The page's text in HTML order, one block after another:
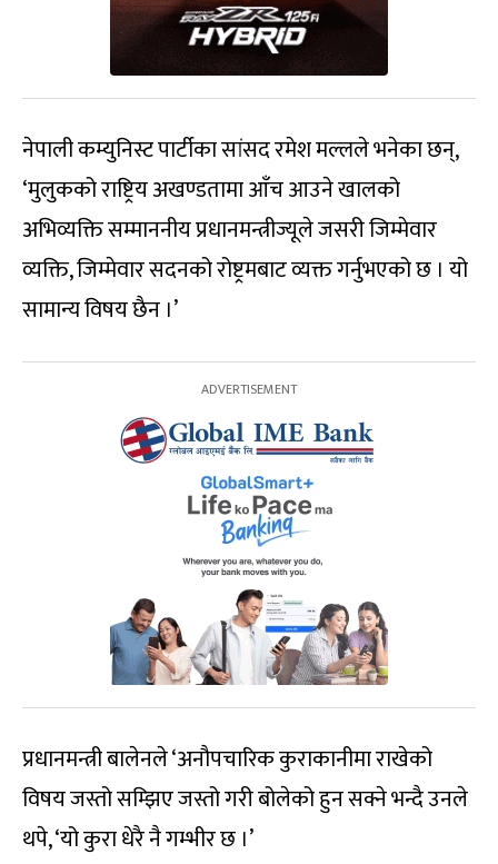
नेपाली कम्युनिस्ट पार्टीका सांसद रमेश मल्लले भनेका छन्,
‘मुलुकको राष्ट्रिय अखण्डतामा आँच आउने खालको
अभिव्यक्ति सम्माननीय प्रधानमन्त्रीज्यूले जसरी जिम्मेवार
व्यक्ति, जिम्मेवार सदनको रोष्ट्रमबाट व्यक्त गर्नुभएको छ । यो
सामान्य विषय छैन ।’
प्रधानमन्त्री बालेनले ‘अनौपचारिक कुराकानीमा राखेको
विषय जस्तो सम्झिए जस्तो गरी बोलेको हुन सक्ने भन्दै उनले
थपे, ‘यो कुरा धेरै नै गम्भीर छ ।’